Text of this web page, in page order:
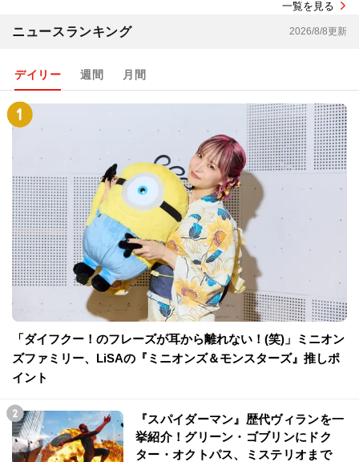
一覧を見る
ニュースランキング 2026/8/8更新
デイリー 週間 月間
「ダイフクー！のフレーズが耳から離れない！(笑)」ミニオン
ズファミリー、LiSAの『ミニオンズ＆モンスターズ』推しポ
イント
『スパイダーマン』歴代ヴィランを一
挙紹介！グリーン・ゴブリンにドク
ター・オクトパス、ミステリオまで